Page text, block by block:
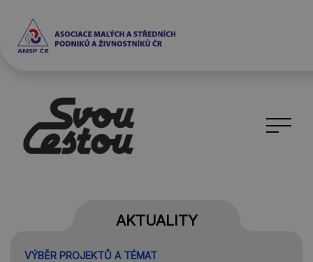
AKTUALITY
VÝBĚR PROJEKTŮ A TÉMAT